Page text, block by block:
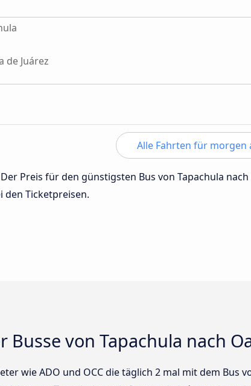
de Juárez
Alle Fahrten für morgen
Preis für den günstigsten Bus von Tapachula
den Ticketpreisen.
Busse von Tapachula nach
wie ADO und OCC die täglich 2 mal mit dem Bus